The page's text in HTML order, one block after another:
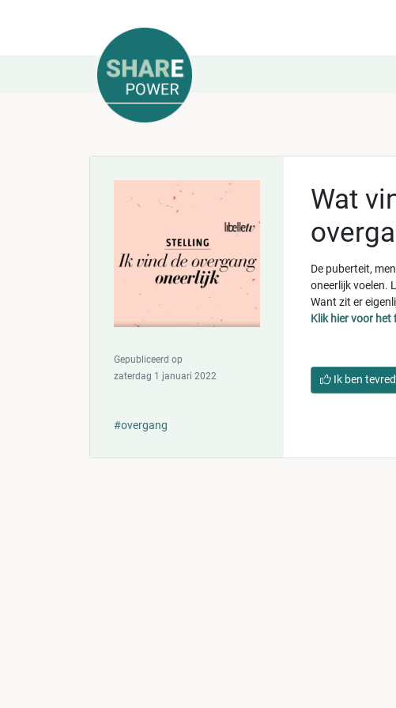
Gepubliceerd op
zaterdag 1 januari 2022
#overgang
Wat
De puberteit,
oneerlijk voelen.
Want zit er
Klik hier voor het
Ik ben